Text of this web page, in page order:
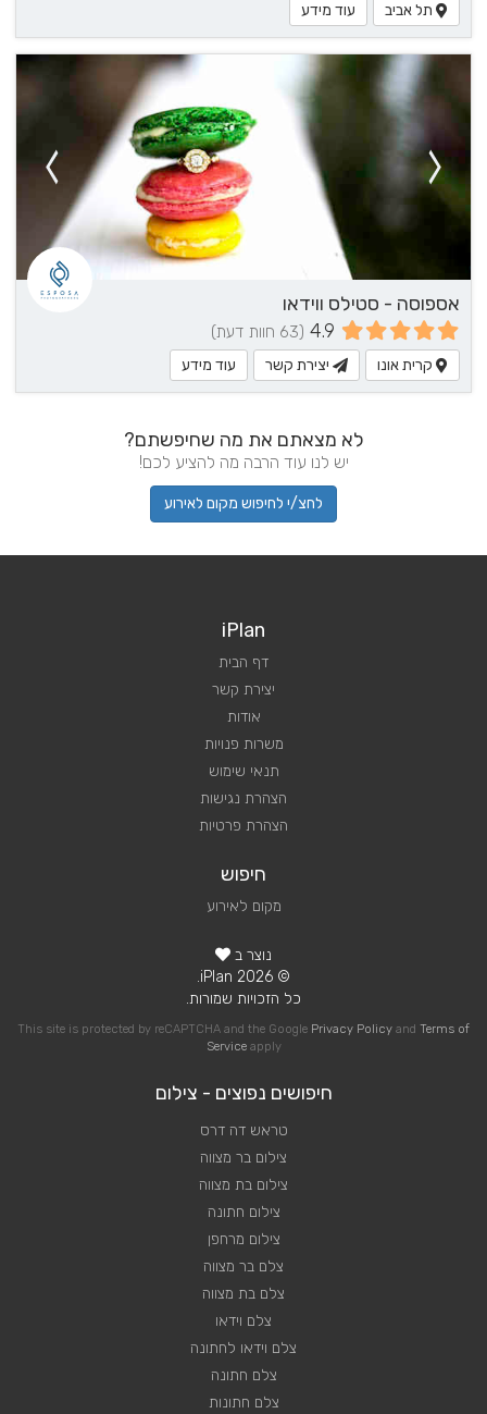
תל אביב עוד מידע
אספוסה - סטילס ווידאו
4.9 (63 חוות דעת)
קרית אונו יצירת קשר עוד מידע
לא מצאתם את מה שחיפשתם?
יש לנו עוד הרבה מה להציע לכם!
לחצ/י לחיפוש מקום לאירוע
iPlan
דף הבית
יצירת קשר
אודות
משרות פנויות
תנאי שימוש
הצהרת נגישות
הצהרת פרטיות
חיפוש
מקום לאירוע
נוצר ב
© 2026 iPlan.
כל הזכויות שמורות.
This site is protected by reCAPTCHA and the Google Privacy Policy and Terms of
Serviceapply
חיפושים נפוצים - צילום
טראש דה דרס
צילום בר מצווה
צילום בת מצווה
צילום חתונה
צילום מרחפן
צלם בר מצווה
צלם בת מצווה
צלם וידאו
צלם וידאו לחתונה
צלם חתונה
צלם חתונות